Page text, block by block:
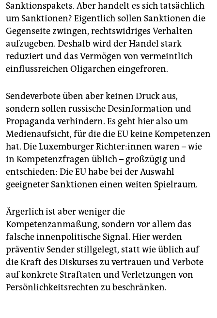
Sanktionspakets. Aber handelt es sich tatsächlich
um Sanktionen? Eigentlich sollen Sanktionen die
Gegenseite zwingen, rechtswidriges Verhalten
aufzugeben. Deshalb wird der Handel stark
reduziert und das Vermögen von vermeintlich
einflussreichen Oligarchen eingefroren.
Sendeverbote üben aber keinen Druck aus,
sondern sollen russische Desinformation und
Propaganda verhindern. Es geht hier also um
Medienaufsicht, für die die EU keine Kompetenzen
hat. Die Luxemburger Rich­te­r:in­nen waren – wie
in Kompetenzfragen üblich – großzügig und
entschieden: Die EU habe bei der Auswahl
geeigneter Sanktionen einen weiten Spielraum.
Ärgerlich ist aber weniger die
Kompetenzanmaßung, sondern vor allem das
falsche innenpolitische Signal. Hier werden
präventiv Sender stillgelegt, statt wie üblich auf
die Kraft des Diskurses zu vertrauen und Verbote
auf konkrete Straftaten und Verletzungen von
Persönlichkeitsrechten zu beschränken.